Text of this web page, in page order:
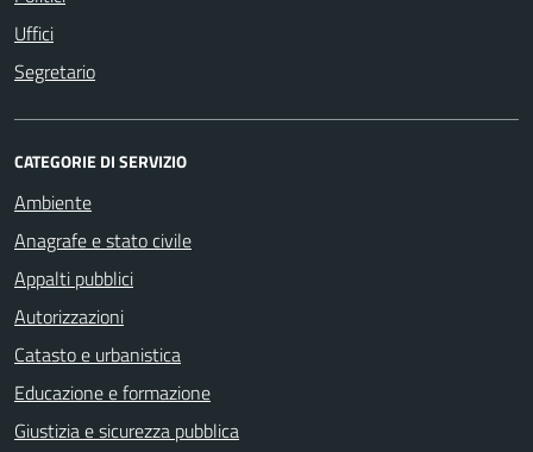
Uffici
Segretario
CATEGORIE DI SERVIZIO
Ambiente
Anagrafe e stato civile
Appalti pubblici
Autorizzazioni
Catasto e urbanistica
Educazione e formazione
Giustizia e sicurezza pubblica